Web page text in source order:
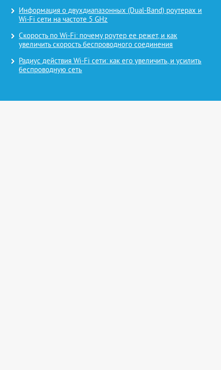
Информация о двухдиапазонных (Dual-Band) роутерах и
Wi-Fi сети на частоте 5 GHz
Скорость по Wi-Fi: почему роутер ее режет, и как
увеличить скорость беспроводного соединения
Радиус действия Wi-Fi сети: как его увеличить, и усилить
беспроводную сеть